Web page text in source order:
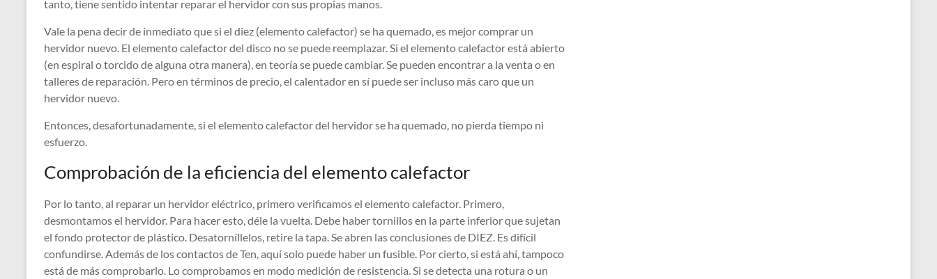
tanto, tiene sentido intentar reparar el hervidor con sus propias manos.
Vale la pena decir de inmediato que si el diez (elemento calefactor) se ha quemado, es mejor comprar un
hervidor nuevo. El elemento calefactor del disco no se puede reemplazar. Si el elemento calefactor está abierto
(en espiral o torcido de alguna otra manera), en teoría se puede cambiar. Se pueden encontrar a la venta o en
talleres de reparación. Pero en términos de precio, el calentador en sí puede ser incluso más caro que un
hervidor nuevo.
Entonces, desafortunadamente, si el elemento calefactor del hervidor se ha quemado, no pierda tiempo ni
esfuerzo.
Comprobación de la eficiencia del elemento calefactor
Por lo tanto, al reparar un hervidor eléctrico, primero verificamos el elemento calefactor. Primero,
desmontamos el hervidor. Para hacer esto, déle la vuelta. Debe haber tornillos en la parte inferior que sujetan
el fondo protector de plástico. Desatorníllelos, retire la tapa. Se abren las conclusiones de DIEZ. Es difícil
confundirse. Además de los contactos de Ten, aquí solo puede haber un fusible. Por cierto, si está ahí, tampoco
está de más comprobarlo. Lo comprobamos en modo medición de resistencia. Si se detecta una rotura o un